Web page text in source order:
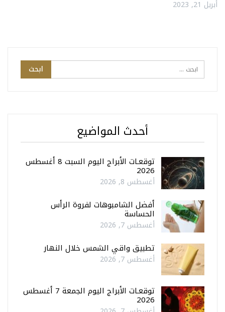
أبريل 21, 2023
أحدث المواضيع
توقعـات الأبراج اليوم السبت 8 أغسطس
2026
أغسطس 8, 2026
أفضل الشامبوهات لفروة الرأس
الحساسة
أغسطس 7, 2026
تطبيق واقي الشمس خلال النهار
أغسطس 7, 2026
توقعـات الأبراج اليوم الجمعة 7 أغسطس
2026